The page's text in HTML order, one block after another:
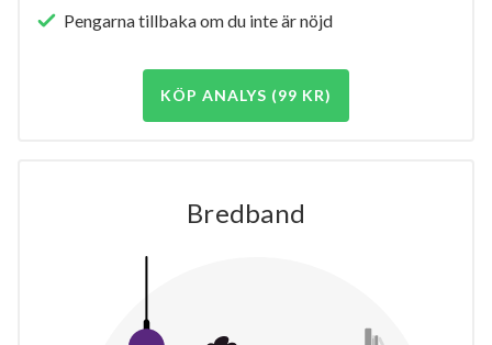
Pengarna tillbaka om du inte är nöjd
KÖP ANALYS (99 KR)
Bredband